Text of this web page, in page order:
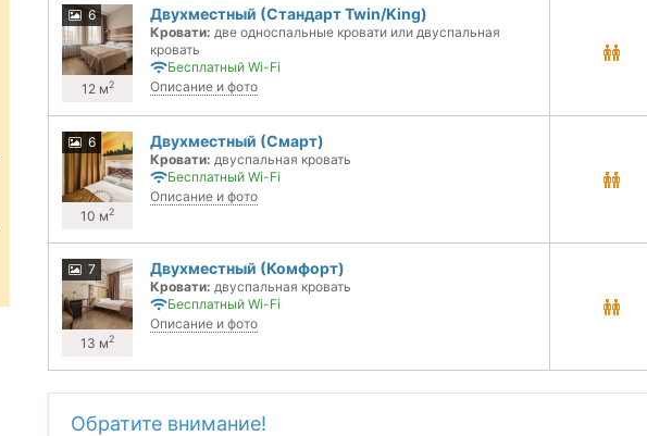
6
12 м2
Двухместный (Стандарт Twin/King)
Кровати: две односпальные кровати или двуспальная
кровать
Бесплатный Wi-Fi
Описание и фото
6
10 м2
Двухместный (Смарт)
Кровати: двуспальная кровать
Бесплатный Wi-Fi
Описание и фото
7
13 м2
Двухместный (Комфорт)
Кровати: двуспальная кровать
Бесплатный Wi-Fi
Описание и фото
Обратите внимание!